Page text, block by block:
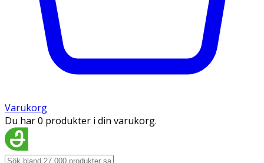
Varukorg
Du har 0 produkter i din varukorg.